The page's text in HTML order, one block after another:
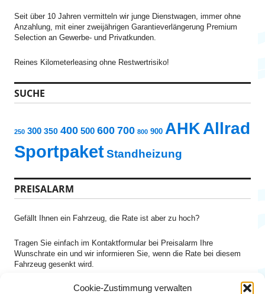
Cookie-Zustimmung verwalten
:Seit über 10 Jahren vermitteln wir junge Dienstwagen, immer ohne
Anzahlung, mit einer zweijährigen Garantieverlängerung Premium
Selection an Gewerbe- und Privatkunden.
Reines Kilometerleasing ohne Restwertrisiko!
SUCHE
250 300 350 400 500 600 700 800 900 AHKAllrad
SportpaketStandheizung
PREISALARM
Gefällt Ihnen ein Fahrzeug, die Rate ist aber zu hoch?
Tragen Sie einfach im Kontaktformular bei Preisalarm Ihre
Wunschrate ein und wir informieren Sie, wenn die Rate bei diesem
Fahrzeug gesenkt wird.